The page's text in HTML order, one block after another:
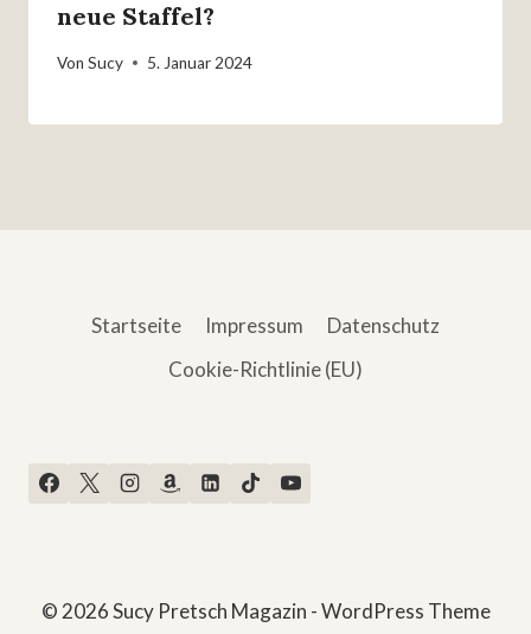
neue Staffel?
Von Sucy 5. Januar 2024
Startseite Impressum
Datenschutz
Cookie-Richtlinie (EU)
© 2026 Sucy Pretsch Magazin - WordPress Theme